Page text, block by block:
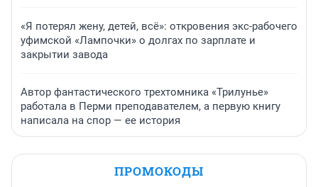
«Я потерял жену, детей, всё»: откровения экс-рабочего
уфимской «Лампочки» о долгах по зарплате и
закрытии завода
Автор фантастического трехтомника «Трилунье»
работала в Перми преподавателем, а первую книгу
написала на спор — ее история
ПРОМОКОДЫ